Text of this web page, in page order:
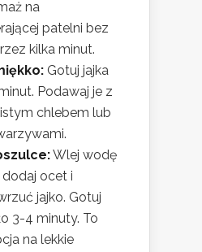
na
patelni bez
kilka minut.
Gotuj jajka
Podawaj je z
chlebem lub
Wlej wodę
ocet i
jajko. Gotuj
3-4 minuty. To
na lekkie